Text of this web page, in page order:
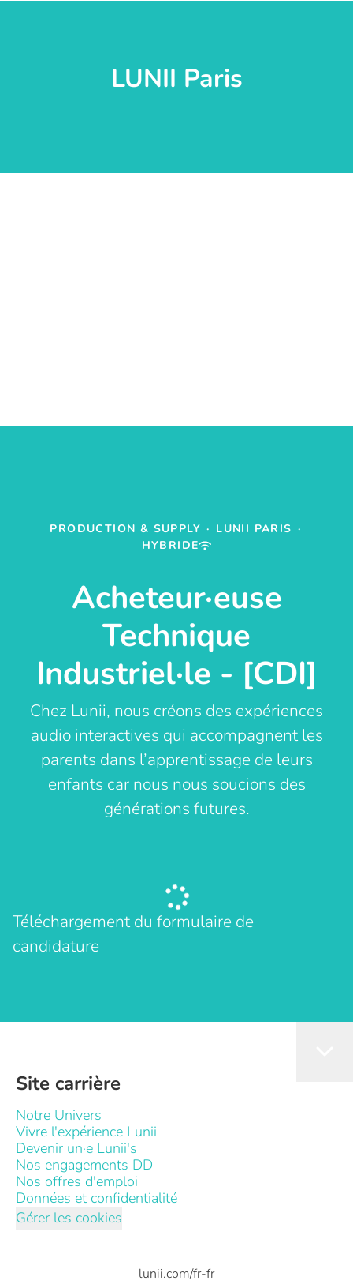
LUNII Paris
PRODUCTION & SUPPLY · LUNII PARIS ·
HYBRIDE
Acheteur·euse
Technique
Industriel·le - [CDI]
Chez Lunii, nous créons des expériences
audio interactives qui accompagnent les
parents dans l’apprentissage de leurs
enfants car nous nous soucions des
générations futures.
Téléchargement du formulaire de
candidature
Site carrière
Notre Univers
Vivre l'expérience Lunii
Devenir un·e Lunii's
Nos engagements DD
Nos offres d'emploi
Données et confidentialité
Gérer les cookies
lunii.com/fr-fr